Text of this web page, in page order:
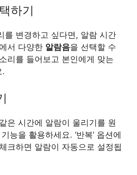
하기
를 변경하고 싶다면, 알람 시간
서 다양한 알람음을 선택할 수
리를 들어보고 본인에게 맞는
.
은 시간에 알람이 울리기를 원
능을 활용하세요. ‘반복’ 옵션에
크하면 알람이 자동으로 설정됩